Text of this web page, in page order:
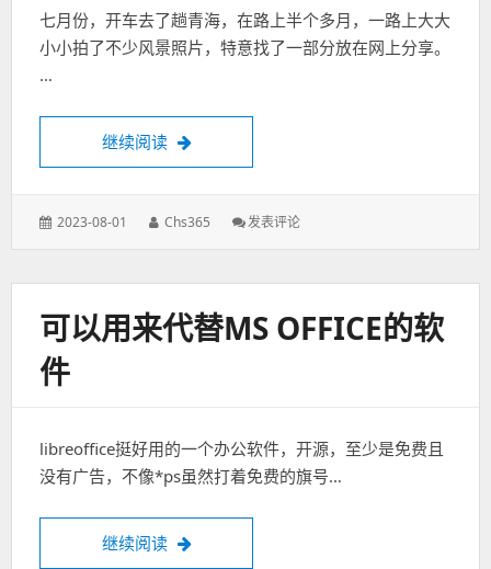
机
架,
七月份，开车去了趟青海，在路上半个多月，一路上大大
小小拍了不少风景照片，特意找了一部分放在网上分享。
…
继续阅读 青海之行
发
2023-08-01
作
Chs365 发表评论: 青
行
可以用来代替MS OFFICE的软
件
libreoffice挺好用的一个办公软件，开源，至少是免费且
没有广告，不像*ps虽然打着免费的旗号…
继续阅读 可以用来代替MS office的软件